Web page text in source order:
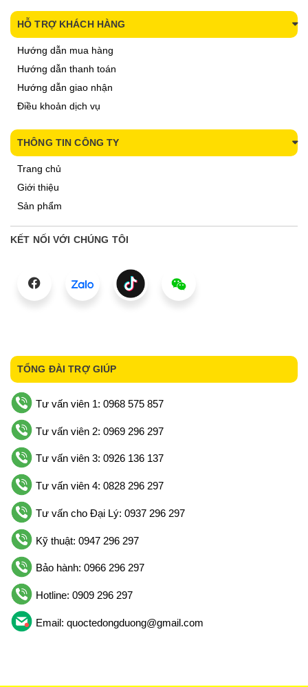
HỖ TRỢ KHÁCH HÀNG
Hướng dẫn mua hàng
Hướng dẫn thanh toán
Hướng dẫn giao nhận
Điều khoản dịch vụ
THÔNG TIN CÔNG TY
Trang chủ
Giới thiệu
Sản phẩm
KẾT NỐI VỚI CHÚNG TÔI
TỔNG ĐÀI TRỢ GIÚP
Tư vấn viên 1: 0968 575 857
Tư vấn viên 2: 0969 296 297
Tư vấn viên 3: 0926 136 137
Tư vấn viên 4: 0828 296 297
Tư vấn cho Đại Lý: 0937 296 297
Kỹ thuật: 0947 296 297
Bảo hành: 0966 296 297
Hotline: 0909 296 297
Email: quoctedongduong@gmail.com